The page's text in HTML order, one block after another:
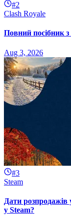
#2
Clash Royale
Повний посібник
Aug 3, 2026
#3
Steam
Дати розпродажів
у Steam?